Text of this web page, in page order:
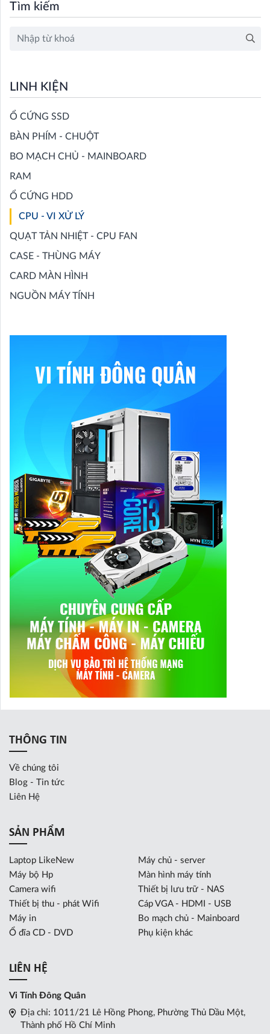
Tìm kiếm
LINH KIỆN
Ổ CỨNG SSD
BÀN PHÍM - CHUỘT
BO MẠCH CHỦ - MAINBOARD
RAM
Ổ CỨNG HDD
CPU - VI XỬ LÝ
QUẠT TẢN NHIỆT - CPU FAN
CASE - THÙNG MÁY
CARD MÀN HÌNH
NGUỒN MÁY TÍNH
THÔNG TIN
Về chúng tôi
Blog - Tin tức
Liên Hệ
SẢN PHẨM
Laptop LikeNew
Máy chủ - server
Máy bộ Hp
Màn hình máy tính
Camera wifi
Thiết bị lưu trữ - NAS
Thiết bị thu - phát Wifi
Cáp VGA - HDMI - USB
Máy in
Bo mạch chủ - Mainboard
Ổ đĩa CD - DVD
Phụ kiện khác
LIÊN HỆ
Vi Tính Đông Quân
Địa chỉ: 1011/21 Lê Hồng Phong, Phường Thủ Dầu Một,
Thành phố Hồ Chí Minh